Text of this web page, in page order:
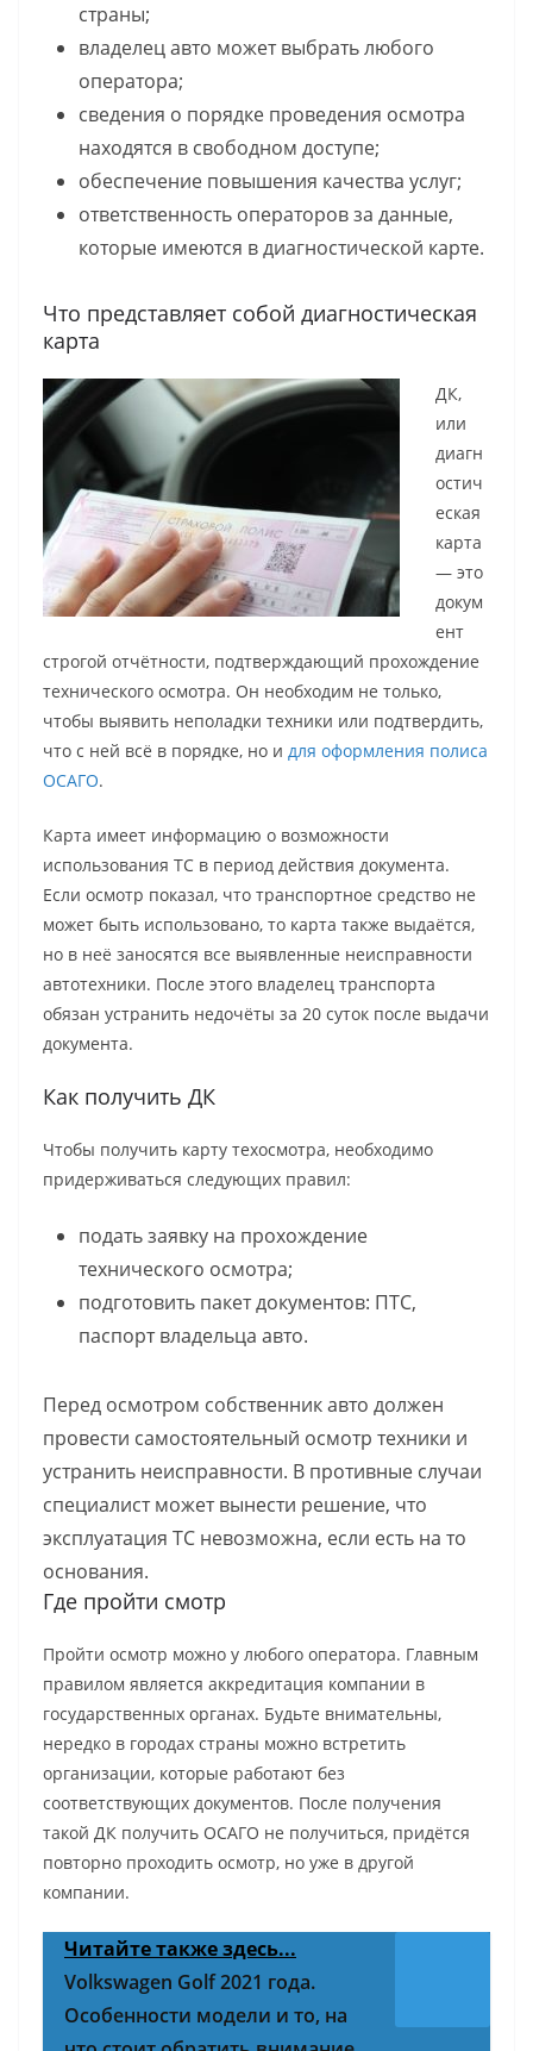
страны;
владелец авто может выбрать любого
оператора;
сведения о порядке проведения осмотра
находятся в свободном доступе;
обеспечение повышения качества услуг;
ответственность операторов за данные,
которые имеются в диагностической карте.
Что представляет собой диагностическая
карта
ДК,
или
диагн
остич
еская
карта
— это
докум
ент
строгой отчётности, подтверждающий прохождение
технического осмотра. Он необходим не только,
чтобы выявить неполадки техники или подтвердить,
что с ней всё в порядке, но и для оформления полиса
ОСАГО.
Карта имеет информацию о возможности
использования ТС в период действия документа.
Если осмотр показал, что транспортное средство не
может быть использовано, то карта также выдаётся,
но в неё заносятся все выявленные неисправности
автотехники. После этого владелец транспорта
обязан устранить недочёты за 20 суток после выдачи
документа.
Как получить ДК
Чтобы получить карту техосмотра, необходимо
придерживаться следующих правил:
подать заявку на прохождение
технического осмотра;
подготовить пакет документов: ПТС,
паспорт владельца авто.
Перед осмотром собственник авто должен
провести самостоятельный осмотр техники и
устранить неисправности. В противные случаи
специалист может вынести решение, что
эксплуатация ТС невозможна, если есть на то
основания.
Где пройти смотр
Пройти осмотр можно у любого оператора. Главным
правилом является аккредитация компании в
государственных органах. Будьте внимательны,
нередко в городах страны можно встретить
организации, которые работают без
соответствующих документов. После получения
такой ДК получить ОСАГО не получиться, придётся
повторно проходить осмотр, но уже в другой
компании.
Читайте также здесь...
Volkswagen Golf 2021 года.
Особенности модели и то, на